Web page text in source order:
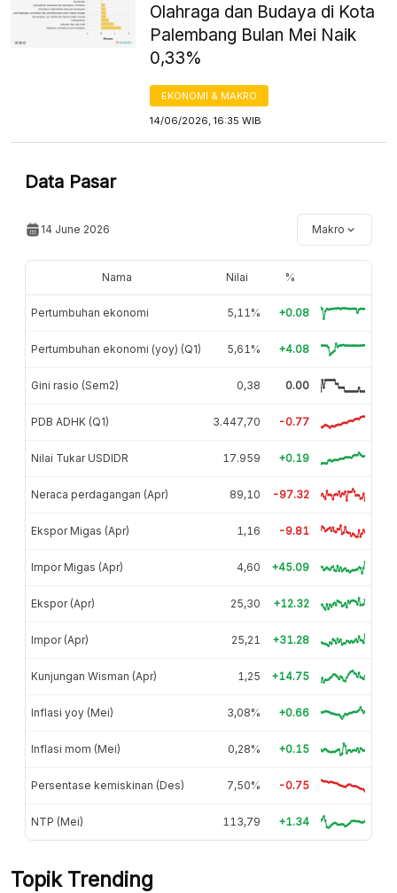
Olahraga dan Budaya di Kota
Palembang Bulan Mei Naik
0,33%
EKONOMI & MAKRO
14/06/2026, 16:35 WIB
Data Pasar
14 June 2026 Makro
Nama Nilai %
Pertumbuhan ekonomi 5,11% +0.08
Pertumbuhan ekonomi (yoy) (Q1) 5,61% +4.08
Gini rasio (Sem2) 0,38 0.00
PDB ADHK (Q1) 3.447,70 -0.77
Nilai Tukar USDIDR 17.959 +0.19
Neraca perdagangan (Apr) 89,10 -97.32
Ekspor Migas (Apr) 1,16 -9.81
Impor Migas (Apr) 4,60 +45.09
Ekspor (Apr) 25,30 +12.32
Impor (Apr) 25,21 +31.28
Kunjungan Wisman (Apr) 1,25 +14.75
Inflasi yoy (Mei) 3,08% +0.66
Inflasi mom (Mei) 0,28% +0.15
Persentase kemiskinan (Des) 7,50% -0.75
NTP (Mei) 113,79 +1.34
Topik Trending